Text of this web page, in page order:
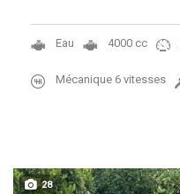
Eau 4000 cc
Mécanique 6 vitesses
28